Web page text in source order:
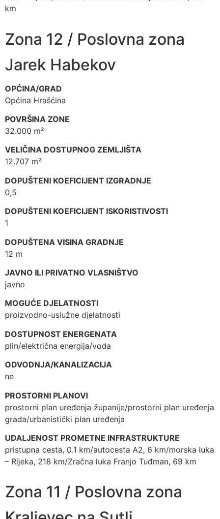
km
Zona 12 / Poslovna zona
Jarek Habekov
OPĆINA/GRAD
Općina Hrašćina
POVRŠINA ZONE
32.000 m²
VELIČINA DOSTUPNOG ZEMLJIŠTA
12.707 m²
DOPUŠTENI KOEFICIJENT IZGRADNJE
0,5
DOPUŠTENI KOEFICIJENT ISKORISTIVOSTI
1
DOPUŠTENA VISINA GRADNJE
12 m
JAVNO ILI PRIVATNO VLASNIŠTVO
javno
MOGUĆE DJELATNOSTI
proizvodno-uslužne djelatnosti
DOSTUPNOST ENERGENATA
plin/električna energija/voda
ODVODNJA/KANALIZACIJA
ne
PROSTORNI PLANOVI
prostorni plan uređenja županije/prostorni plan uređenja
grada/urbanistički plan uređenja
UDALJENOST PROMETNE INFRASTRUKTURE
pristupna cesta, 0.1 km/autocesta A2, 6 km/morska luka
– Rijeka, 218 km/Zračna luka Franjo Tuđman, 69 km
Zona 11 / Poslovna zona